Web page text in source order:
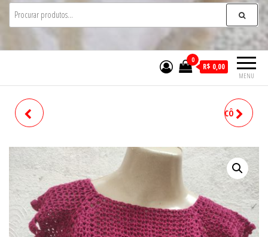
MENU
0
R$ 0,00
BLUSA ARTESANAL DE TRICÔ